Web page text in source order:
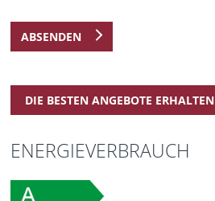
ABSENDEN
DIE BESTEN ANGEBOTE ERHALTEN
ENERGIEVERBRAUCH